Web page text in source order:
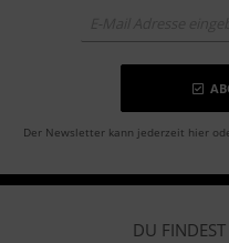
Der Newsletter kann jederzeit hier
DU